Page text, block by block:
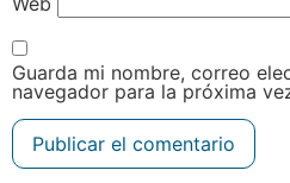
Guarda mi nombre, correo
navegador para la próxima